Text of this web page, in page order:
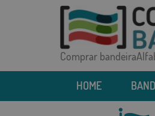
Comprar
HOME